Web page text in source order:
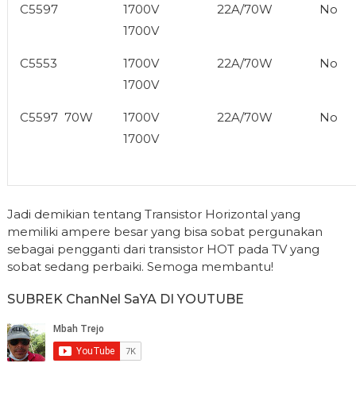
C5597
1700V
1700V
22A/70W No
C5553
1700V
1700V
22A/70W No
C5597 70W
1700V
1700V
22A/70W No
Jadi demikian tentang Transistor Horizontal yang
memiliki ampere besar yang bisa sobat pergunakan
sebagai pengganti dari transistor HOT pada TV yang
sobat sedang perbaiki. Semoga membantu!
SUBREK ChanNel SaYA DI YOUTUBE